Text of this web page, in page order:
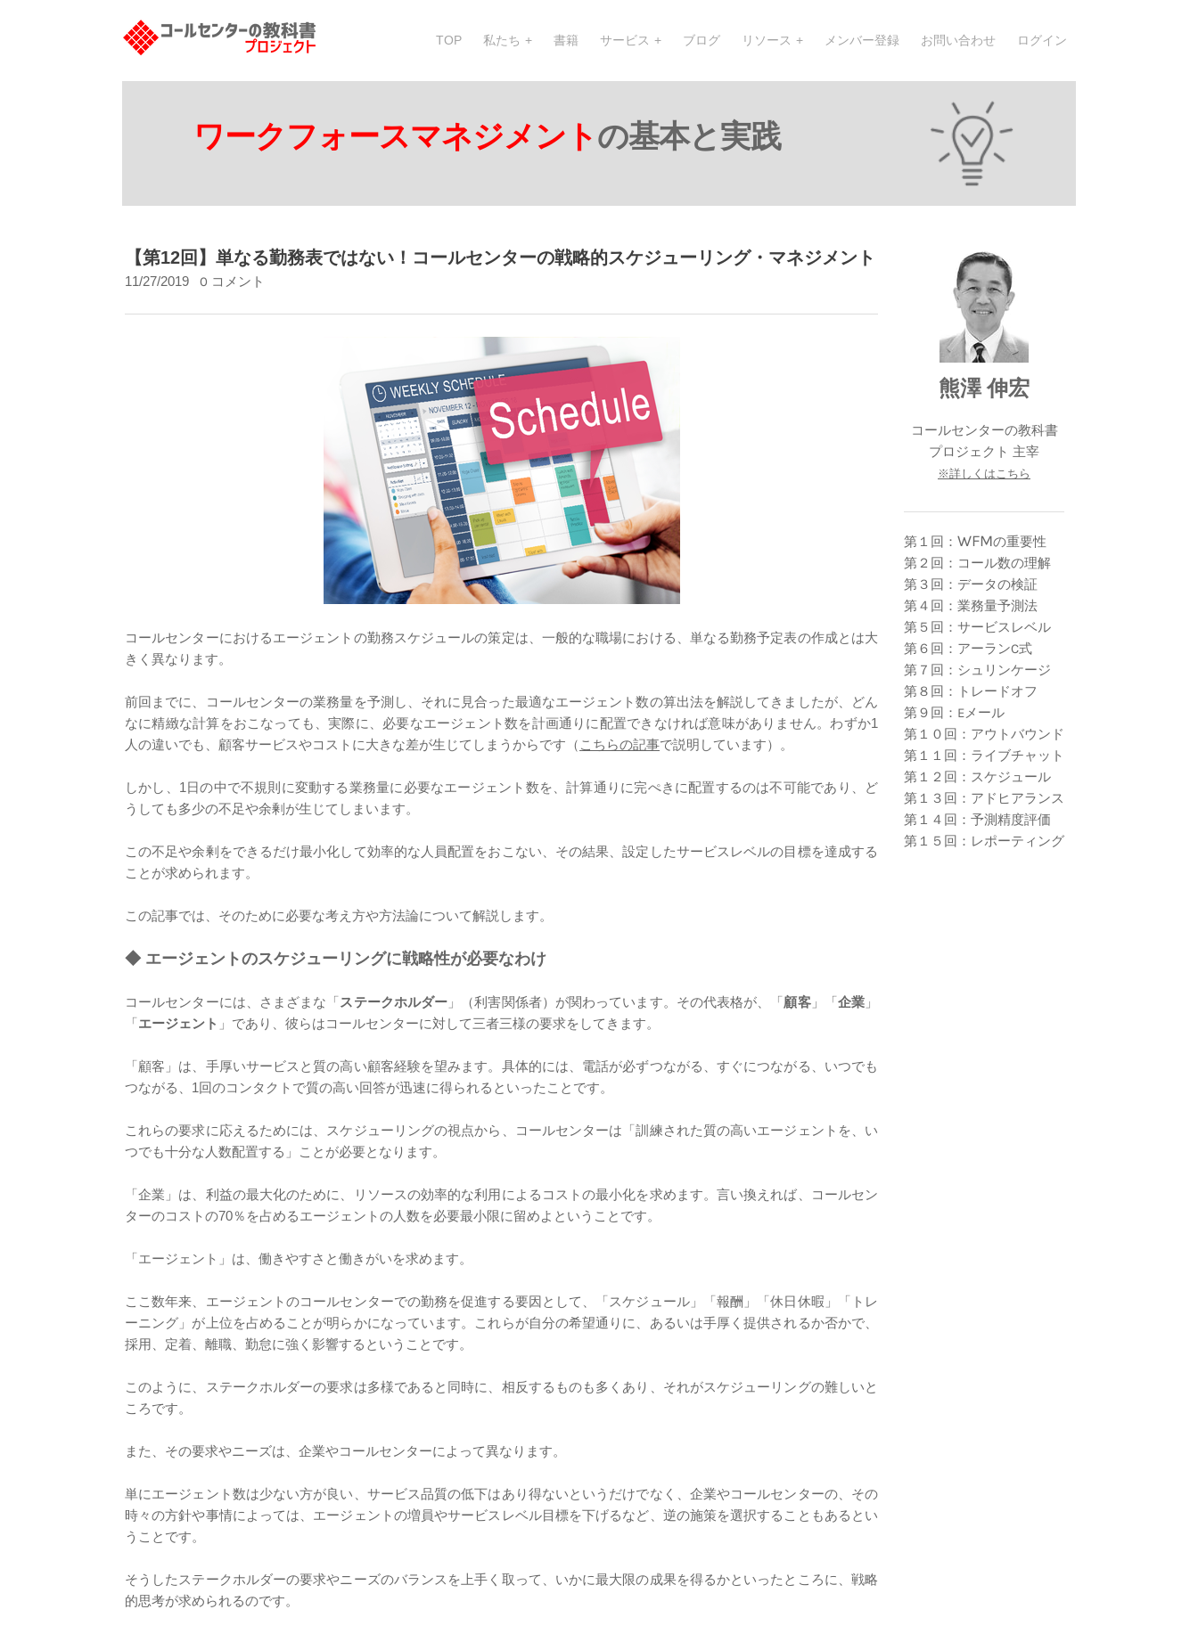
TOP 私たち 書籍 サービス ブログ リソース メンバー登録 お問い合わせ ログイン
ワークフォースマネジメントの基本と実践
【第12回】単なる勤務表ではない！コールセンターの戦略的スケジューリング・マネジメント
11/27/2019 0 コメント
コールセンターにおけるエージェントの勤務スケジュールの策定は、一般的な職場における、単なる勤務予定表の作成とは大
きく異なります。
前回までに、コールセンターの業務量を予測し、それに見合った最適なエージェント数の算出法を解説してきましたが、どん
なに精緻な計算をおこなっても、実際に、必要なエージェント数を計画通りに配置できなければ意味がありません。わずか1
人の違いでも、顧客サービスやコストに大きな差が生じてしまうからです（ こちらの記事で説明しています）。
しかし、1日の中で不規則に変動する業務量に必要なエージェント数を、計算通りに完ぺきに配置するのは不可能であり、ど
うしても多少の不足や余剰が生じてしまいます。
この不足や余剰をできるだけ最小化して効率的な人員配置をおこない、その結果、設定したサービスレベルの目標を達成する
ことが求められます。
この記事では、そのために必要な考え方や方法論について解説します。
◆ エージェントのスケジューリングに戦略性が必要なわけ
コールセンターには、さまざまな「ステークホルダー 」（利害関係者）が関わっています。その代表格が、「顧客」「企業 」
「エージェント 」であり、彼らはコールセンターに対して三者三様の要求をしてきます。
「顧客」は、手厚いサービスと質の高い顧客経験を望みます。具体的には、電話が必ずつながる、すぐにつながる、いつでも
つながる、1回のコンタクトで質の高い回答が迅速に得られるといったことです。
これらの要求に応えるためには、スケジューリングの視点から、コールセンターは「訓練された質の高いエージェントを、い
つでも十分な人数配置する」ことが必要となります。
「企業」は、利益の最大化のために、リソースの効率的な利用によるコストの最小化を求めます。言い換えれば、コールセン
ターのコストの70％を占めるエージェントの人数を必要最小限に留めよということです。
「エージェント」は、働きやすさと働きがいを求めます。
ここ数年来、エージェントのコールセンターでの勤務を促進する要因として、「スケジュール」「報酬」「休日休暇」「トレ
ーニング」が上位を占めることが明らかになっています。これらが自分の希望通りに、あるいは手厚く提供されるか否かで、
採用、定着、離職、勤怠に強く影響するということです。
このように、ステークホルダーの要求は多様であると同時に、相反するものも多くあり、それがスケジューリングの難しいと
ころです。
また、その要求やニーズは、企業やコールセンターによって異なります。
単にエージェント数は少ない方が良い、サービス品質の低下はあり得ないというだけでなく、企業やコールセンターの、その
時々の方針や事情によっては、エージェントの増員やサービスレベル目標を下げるなど、逆の施策を選択することもあるとい
うことです。
そうしたステークホルダーの要求やニーズのバランスを上手く取って、いかに最大限の成果を得るかといったところに、戦略
的思考が求められるのです。
熊澤 伸宏
コールセンターの教科書
​プロジェクト 主宰
※詳しくはこちら
第１回： WFMの重要性
第２回：コール数の理解
第３回：データの検証
第４回：業務量予測法
第５回：サービスレベル
第６回：アーランC式
第７回：シュリンケージ
第８回：トレードオフ
第９回：Eメール
第１０回：アウトバウンド
第１１回：ライブチャット
第１２回：スケジュール
第１３回：アドヒアランス
第１４回：予測精度評価
第１５回：レポーティング